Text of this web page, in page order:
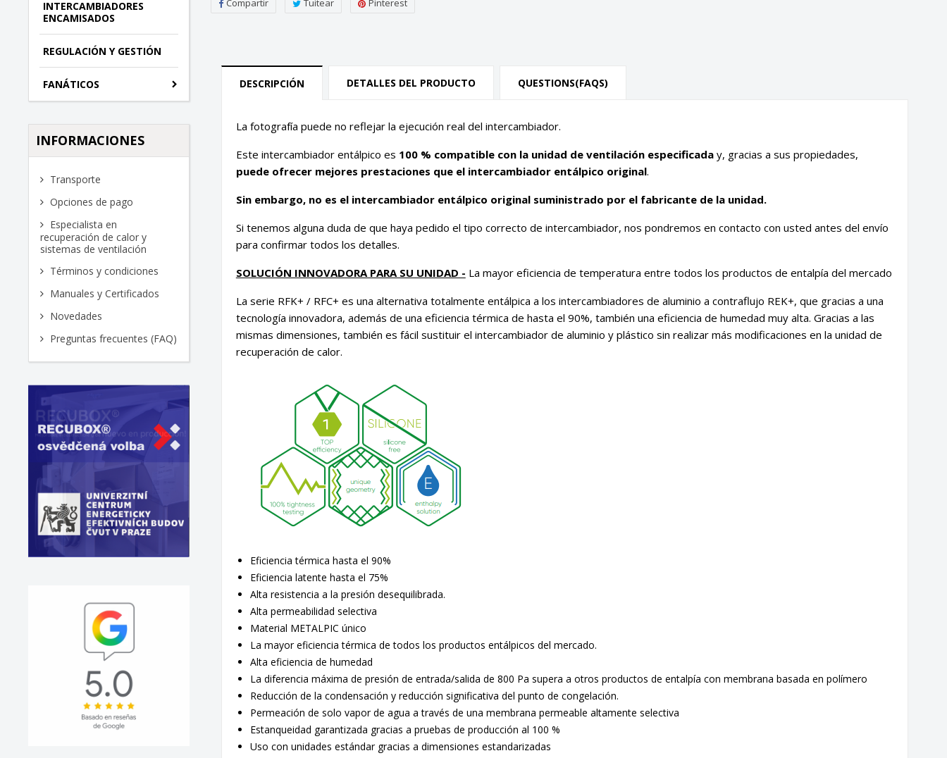
INTERCAMBIADORES
ENCAMISADOS
REGULACIÓN Y GESTIÓN
FANÁTICOS
INFORMACIONES
Transporte
Opciones de pago
Especialista en
recuperación de calor y
sistemas de ventilación
Términos y condiciones
Manuales y Certificados
Novedades
Preguntas frecuentes (FAQ)
Compartir Tuitear Pinterest
DESCRIPCIÓN DETALLES DEL PRODUCTO QUESTIONS(FAQS)
La fotografía puede no reflejar la ejecución real del intercambiador.
Este intercambiador entálpico es 100 % compatible con la unidad de ventilación especificaday, gracias a sus propiedades,
puede ofrecer mejores prestaciones que el intercambiador entálpico original.
Sin embargo, no es el intercambiador entálpico original suministrado por el fabricante de la unidad.
Si tenemos alguna duda de que haya pedido el tipo correcto de intercambiador, nos pondremos en contacto con usted antes del envío
para confirmar todos los detalles.
SOLUCIÓN INNOVADORA PARA SU UNIDAD - La mayor eficiencia de temperatura entre todos los productos de entalpía del mercado
La serie RFK+ / RFC+ es una alternativa totalmente entálpica a los intercambiadores de aluminio a contraflujo REK+, que gracias a una
tecnología innovadora, además de una eficiencia térmica de hasta el 90%, también una eficiencia de humedad muy alta. Gracias a las
mismas dimensiones, también es fácil sustituir el intercambiador de aluminio y plástico sin realizar más modificaciones en la unidad de
recuperación de calor.
Eficiencia térmica hasta el 90%
Eficiencia latente hasta el 75%
Alta resistencia a la presión desequilibrada.
Alta permeabilidad selectiva
Material METALPIC único
La mayor eficiencia térmica de todos los productos entálpicos del mercado.
Alta eficiencia de humedad
La diferencia máxima de presión de entrada/salida de 800 Pa supera a otros productos de entalpía con membrana basada en polímero
Reducción de la condensación y reducción significativa del punto de congelación.
Permeación de solo vapor de agua a través de una membrana permeable altamente selectiva
Estanqueidad garantizada gracias a pruebas de producción al 100 %
Uso con unidades estándar gracias a dimensiones estandarizadas